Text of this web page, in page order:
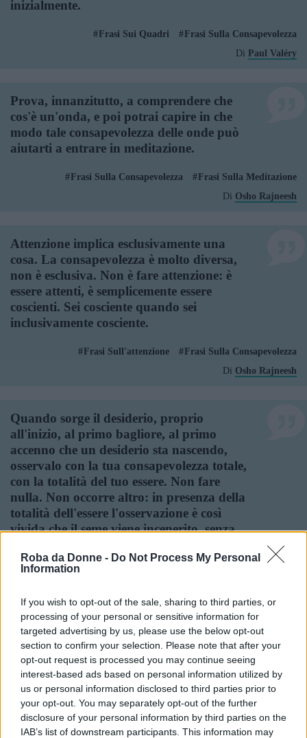
Roba da Donne - Do Not Process My Personal
Information
If you wish to opt-out of the sale, sharing to third parties, or
processing of your personal or sensitive information for
targeted advertising by us, please use the below opt-out
section to confirm your selection. Please note that after your
opt-out request is processed you may continue seeing
interest-based ads based on personal information utilized by
us or personal information disclosed to third parties prior to
your opt-out. You may separately opt-out of the further
disclosure of your personal information by third parties on the
IAB’s list of downstream participants. This information may
inizialmente.
Frasi Sui Quadri
Frasi Sulla Consapevolezza
Di Paul Valéry
Prova, innanzitutto, a comprendere che
cos'è un'onda, e poi potrai capire in che
modo tale consapevolezza delle onde può
aiutarti a entrare in meditazione.
Frasi Sulla Consapevolezza
Frasi Sulla Meditazione
Di Osho Rajneesh
Attenzione implica esclusivamente una
cosa. La consapevolezza è molto diversa,
non è esclusiva. Non è fare attenzione: è
essere attenti, è semplicemente essere
coscienti. Sei cosciente quando sei
inclusivamente cosciente.
Frasi Sull'attenzione
Frasi Sulla Consapevolezza
Di Osho Rajneesh
Quando sorge il desiderio, proprio
all'inizio, al primo bagliore, al primo
accenno che un desiderio sta nascendo,
osservalo con la tua consapevolezza totale,
con la totalità del tuo essere. Non fare
nulla. Non occorre altro: in presenza della
totalità dell'essere l'osservazione è così
vivida che il seme viene incenerito, senza
Il problema autentico è risvegliare
nell'individuo quel tanto di
consapevolezza capace di generare in lui il
desiderio di divenire libero, intelligente,
autorealizzato e pienamente consapevole.
[da L'immortalità dell'anima]